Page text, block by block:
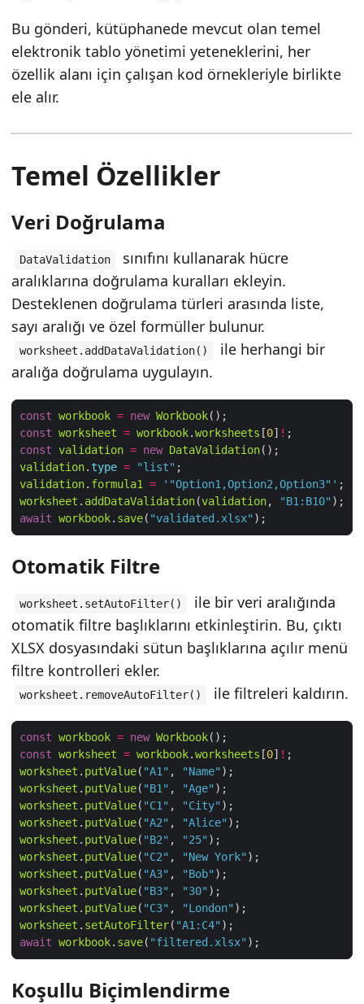
Bu gönderi, kütüphanede mevcut olan temel
elektronik tablo yönetimi yeteneklerini, her
özellik alanı için çalışan kod örnekleriyle birlikte
ele alır.
Temel Özellikler
Veri Doğrulama
DataValidation
sınıfını kullanarak hücre
aralıklarına doğrulama kuralları ekleyin.
Desteklenen doğrulama türleri arasında liste,
sayı aralığı ve özel formüller bulunur.
worksheet.addDataValidation()
ile herhangi bir
aralığa doğrulama uygulayın.
const workbook = new Workbook
const worksheet = workbook.worksheets [0] !
const validation = new DataValidation
validation. type = "list"
validation. formula1 = '"Option1,Option2,Option3"'
worksheet . addDataValidation(validation, "B1:B10"
await workbook. save( "validated.xlsx"
Otomatik Filtre
worksheet.setAutoFilter()
ile bir veri aralığında
otomatik filtre başlıklarını etkinleştirin. Bu, çıktı
XLSX dosyasındaki sütun başlıklarına açılır menü
filtre kontrolleri ekler.
worksheet.removeAutoFilter() ile filtreleri kaldırın.
const workbook = new Workbook
const worksheet = workbook.worksheets [0] !
worksheet . putValue( "A1" , "Name"
worksheet . putValue( "B1" , "Age"
worksheet . putValue( "C1" , "City"
worksheet . putValue( "A2" , "Alice"
worksheet . putValue( "B2" , "25"
worksheet . putValue( "C2" , "New York"
worksheet . putValue( "A3" , "Bob"
worksheet . putValue( "B3" , "30"
worksheet . putValue( "C3" , "London"
worksheet . setAutoFilter( "A1:C4"
await workbook. save( "filtered.xlsx"
Koşullu Biçimlendirme